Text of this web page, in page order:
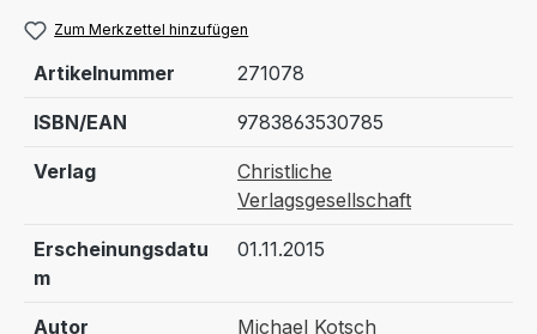
Zum Merkzettel hinzufügen
Artikelnummer 271078
ISBN/EAN 9783863530785
Verlag
Christliche
Verlagsgesellschaft
Erscheinungsdatu
m
01.11.2015
Autor Michael Kotsch